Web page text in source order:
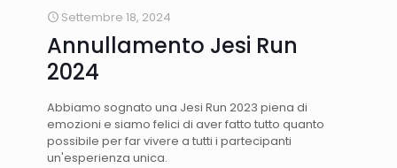
Settembre 18, 2024
Annullamento Jesi Run
2024
Abbiamo sognato una Jesi Run 2023 piena di
emozioni e siamo felici di aver fatto tutto quanto
possibile per far vivere a tutti i partecipanti
un'esperienza unica.